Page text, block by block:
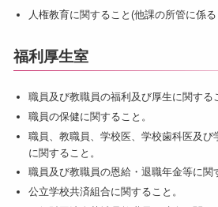
人権教育に関すること(他課の所管に係る
福利厚生室
職員及び教職員の福利及び厚生に関する
職員の保健に関すること。
職員、教職員、学校医、学校歯科医及び
に関すること。
職員及び教職員の恩給・退職年金等に関
公立学校共済組合に関すること。